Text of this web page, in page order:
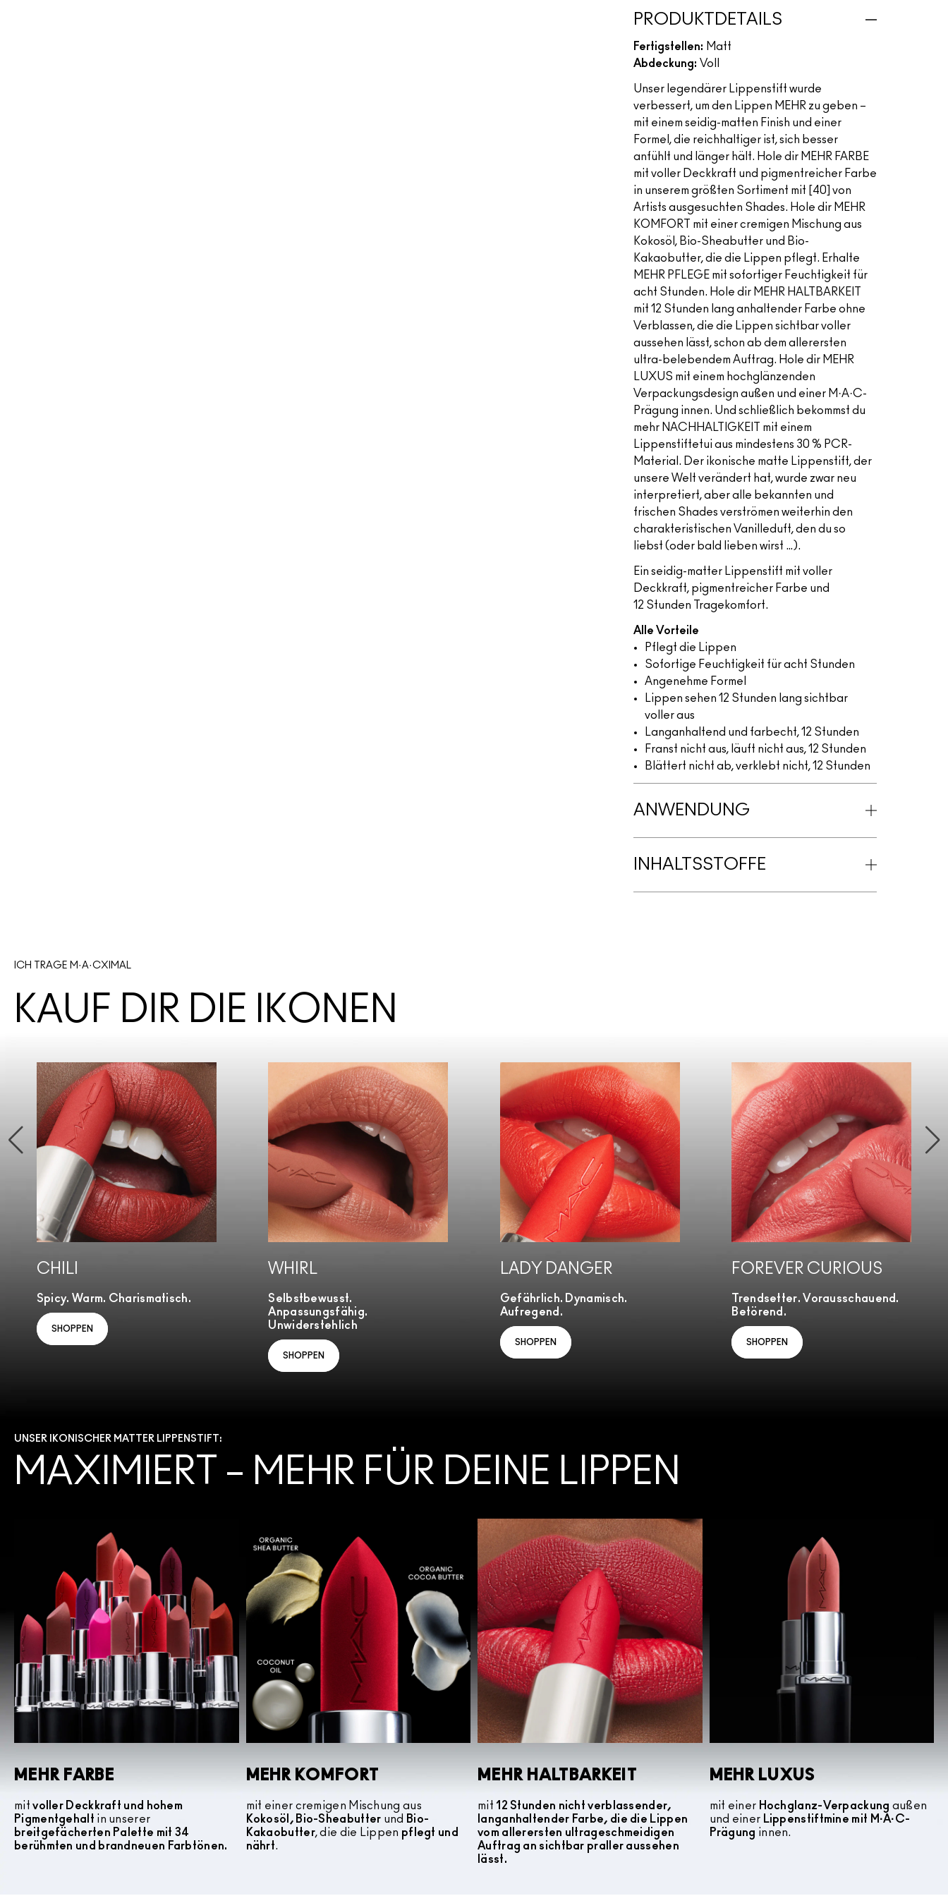
PRODUKTDETAILS
Fertigstellen: Matt
Abdeckung: Voll
Unser legendärer Lippenstift wurde
verbessert, um den Lippen MEHR zu geben –
mit einem seidig-matten Finish und einer
Formel, die reichhaltiger ist, sich besser
anfühlt und länger hält. Hole dir MEHR FARBE
mit voller Deckkraft und pigmentreicher Farbe
in unserem größten Sortiment mit [40] von
Artists ausgesuchten Shades. Hole dir MEHR
KOMFORT mit einer cremigen Mischung aus
Kokosöl, Bio-Sheabutter und Bio-
Kakaobutter, die die Lippen pflegt. Erhalte
MEHR PFLEGE mit sofortiger Feuchtigkeit für
acht Stunden. Hole dir MEHR HALTBARKEIT
mit 12 Stunden lang anhaltender Farbe ohne
Verblassen, die die Lippen sichtbar voller
aussehen lässt, schon ab dem allerersten
ultra-belebendem Auftrag. Hole dir MEHR
LUXUS mit einem hochglänzenden
Verpackungsdesign außen und einer M·A·C-
Prägung innen. Und schließlich bekommst du
mehr NACHHALTIGKEIT mit einem
Lippenstiftetui aus mindestens 30 % PCR-
Material. Der ikonische matte Lippenstift, der
unsere Welt verändert hat, wurde zwar neu
interpretiert, aber alle bekannten und
frischen Shades verströmen weiterhin den
charakteristischen Vanilleduft, den du so
liebst (oder bald lieben wirst …).
Ein seidig-matter Lippenstift mit voller
Deckkraft, pigmentreicher Farbe und
12 Stunden Tragekomfort.
Alle Vorteile
Pflegt die Lippen
Sofortige Feuchtigkeit für acht Stunden
Angenehme Formel
Lippen sehen 12 Stunden lang sichtbar
voller aus
Langanhaltend und farbecht, 12 Stunden
Franst nicht aus, läuft nicht aus, 12 Stunden
Blättert nicht ab, verklebt nicht, 12 Stunden
ANWENDUNG
INHALTSSTOFFE
ICH TRAGE M·A·CXIMAL
KAUF DIR DIE IKONEN
CHILI
Spicy. Warm. Charismatisch.
SHOPPEN
WHIRL
Selbstbewusst.
Anpassungsfähig.
Unwiderstehlich
SHOPPEN
LADY DANGER
Gefährlich. Dynamisch.
Aufregend.
SHOPPEN
FOREVER CURIOUS
Trendsetter. Vorausschauend.
Betörend.
SHOPPEN
UNSER IKONISCHER MATTER LIPPENSTIFT:
MAXIMIERT – MEHR FÜR DEINE LIPPEN
MEHR FARBE
mitvoller Deckkraft und hohem
Pigmentgehalt in unserer
breitgefächerten Palette mit 34
berühmten und brandneuen Farbtönen.
MEHR KOMFORT
mit einer cremigen Mischung aus
Kokosöl, Bio-Sheabutter und Bio-
Kakaobutter, die die Lippen pflegt und
nährt.
MEHR HALTBARKEIT
mit12 Stunden nicht verblassender,
langanhaltender Farbe, die die Lippen
vom allerersten ultrageschmeidigen
Auftrag an sichtbar praller aussehen
lässt.
MEHR LUXUS
mit einer Hochglanz-Verpackung außen
und einer Lippenstiftmine mit M·A·C-
Prägung innen.